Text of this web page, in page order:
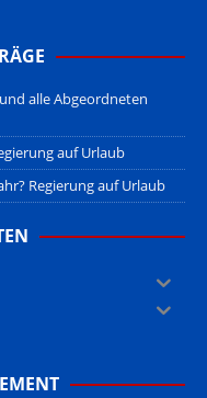
alle Abgeordneten
auf Urlaub
Regierung auf Urlaub